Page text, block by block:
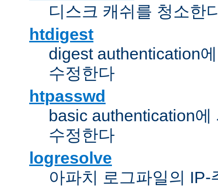
디스크 캐쉬를 청소한
htdigest
digest authentication
수정한다
htpasswd
basic authentication
수정한다
logresolve
아파치 로그파일의